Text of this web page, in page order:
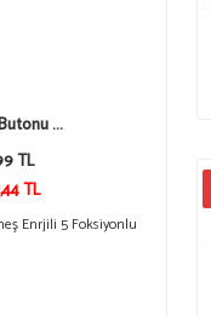
...
TL
TL